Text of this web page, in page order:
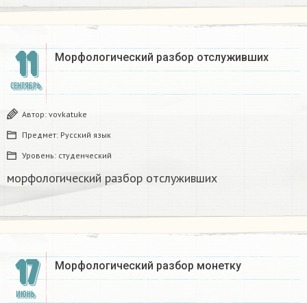
11
СЕНТЯБРЬ
Морфологический разбор отслуживших​
Автор: vovkatuke
Предмет: Русский язык
Уровень: студенческий
морфологический разбор отслуживших​
17
ИЮНЬ
Морфологический разбор монетку